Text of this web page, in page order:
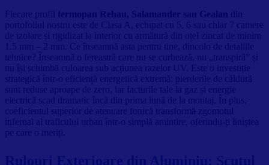
Fiecare profil termopan Rehau, Salamander sau Gealan din
portofoliul nostru este de Clasa A, echipat cu 5, 6 sau chiar 7 camere
de izolare și rigidizat la interior cu armătură din oțel zincat de minim
1.5 mm – 2 mm. Ce înseamnă asta pentru tine, dincolo de detaliile
tehnice? Înseamnă o fereastră care nu se curbează, nu „transpiră” și
nu își schimbă culoarea sub acțiunea razelor UV. Este o investiție
strategică într-o eficiență energetică extremă: pierderile de căldură
sunt reduse aproape de zero, iar facturile tale la gaz și energie
electrică scad dramatic încă din prima lună de la montaj. În plus,
coeficientul superior de atenuare fonică transformă zgomotul
infernal al traficului urban într-o simplă amintire, oferindu-ți liniștea
pe care o meriți.